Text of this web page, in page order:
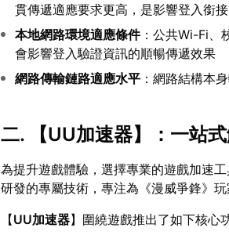
貫傳遞適應要求更高，是影響登入銜
本地網路環境適應條件：公共Wi-Fi、
會影響登入驗證資訊的順暢傳遞效果
網路傳輸鏈路適應水平 ：網路結構本
二. 【UU加速器】：一站
為提升遊戲體驗，選擇專業的遊戲加速
研發的專屬技術，專注為《漫威爭鋒》
【UU加速器】圍繞遊戲推出了如下核心